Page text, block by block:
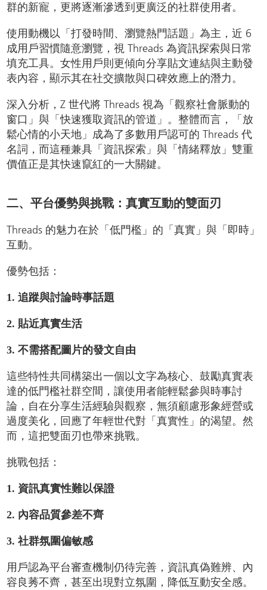
群的新寵，更將逐漸滲透到更廣泛的社群使用者。
使用動機以「打發時間、瀏覽熱門話題」為主，近 6
成用戶習慣隨意瀏覽，視 Threads 為資訊探索與日常
填充工具。女性用戶則更傾向分享貼文連結與主動發
表內容，顯示其在社交擴散與口碑效應上的潛力。
深入分析，Z 世代將 Threads 視為「觀察社會脈動的
窗口」與「快速獲取資訊的管道」。整體而言，「放
鬆心情的小天地」成為了多數用戶認可的 Threads 代
名詞，而這種兼具「資訊探索」與「情緒釋放」雙重
價值正是其快速竄紅的一大關鍵。
二、平台優勢與挑戰：真實互動的雙面刃
Threads 的魅力在於「低門檻」的「真實」與「即時」
互動。
優勢包括：
1. 追蹤與討論時事話題
2. 貼近真實生活
3. 不需搭配圖片的發文自由
這些特性共同構築出一個以文字為核心、鼓勵真實表
達的低門檻社群空間，讓使用者能輕鬆參與時事討
論，自在分享生活經驗與觀察，無須顧慮形象經營或
過度美化，回應了年輕世代對「真實性」的渴望。然
而，這把雙面刃也帶來挑戰。
挑戰包括：
1. 資訊真實性難以保證
2. 內容品質參差不齊
3. 社群氛圍偏敏感
用戶認為平台審查機制仍待完善，資訊真偽難辨、內
容良莠不齊，甚至出現對立氛圍，降低互動安全感。